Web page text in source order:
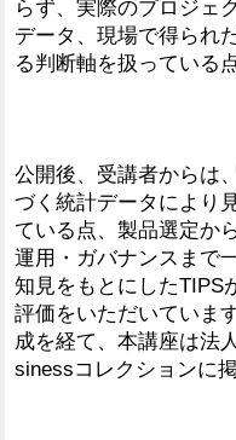
らず、実際のプロジェ
データ、現場で得られ
る判断軸を扱っている
公開後、受講者からは
づく統計データにより
ている点、製品選定か
運用・ガバナンスまで
知見をもとにしたTIPS
評価をいただいていま
成を経て、本講座は法
sinessコレクションに